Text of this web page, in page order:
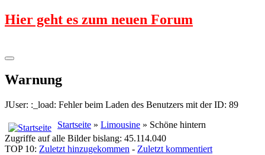
Hier geht es zum neuen Forum
Warnung
JUser: :_load: Fehler beim Laden des Benutzers mit der ID: 89
Startseite » Limousine » Schöne hintern
Zugriffe auf alle Bilder bislang: 45.114.040
TOP 10: Zuletzt hinzugekommen - Zuletzt kommentiert